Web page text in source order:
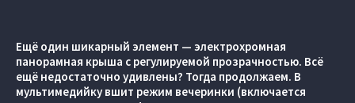
Ещё один шикарный элемент — электрохромная
панорамная крыша с регулируемой прозрачностью. Всё
ещё недостаточно удивлены? Тогда продолжаем. В
мультимедийку вшит режим вечеринки (включается